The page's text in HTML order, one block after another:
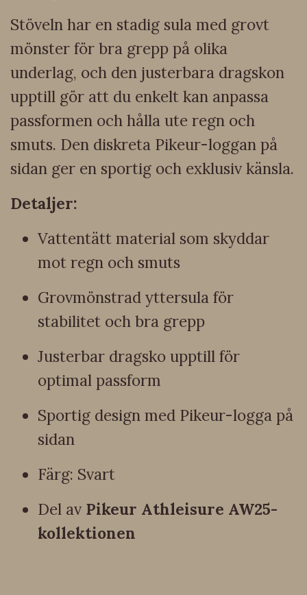
Stöveln har en stadig sula med grovt
mönster för bra grepp på olika
underlag, och den justerbara dragskon
upptill gör att du enkelt kan anpassa
passformen och hålla ute regn och
smuts. Den diskreta Pikeur-loggan på
sidan ger en sportig och exklusiv känsla.
Detaljer:
Vattentätt material som skyddar
mot regn och smuts
Grovmönstrad yttersula för
stabilitet och bra grepp
Justerbar dragsko upptill för
optimal passform
Sportig design med Pikeur-logga på
sidan
Färg: Svart
Del av Pikeur Athleisure AW25-
kollektionen